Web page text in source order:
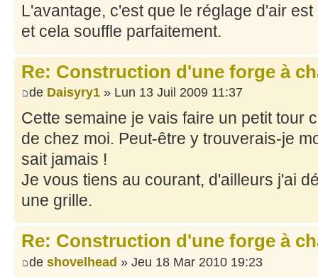
L'avantage, c'est que le réglage d'air
et cela souffle parfaitement.
Re: Construction d'une forge à
de Daisyry1 » Lun 13 Juil 2009 11:37
Cette semaine je vais faire un petit tour
de chez moi. Peut-être y trouverais-je
sait jamais !
Je vous tiens au courant, d'ailleurs j'ai
une grille.
Re: Construction d'une forge à
de shovelhead » Jeu 18 Mar 2010 19:23